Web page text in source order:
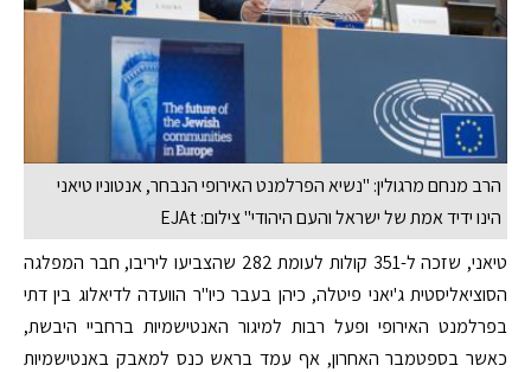
הרב מנחם מרגולין: "נשיא הפרלמנט האירופי הנבחר, אנטוניו טיאני
הינו ידיד אמת של ישראל והעם היהודי" צילום: EJAt
טיאני, שזכה ל-351 קולות לעומת 282 שהצביעו ליריבו, חבר המפלגה
הסוציאליסטית ג'יאני פיטלה, כיהן בעבר כיו"ר הוועדה לדיאלוג בין דתי
בפרלמנט האירופי ופעל רבות למיגור האנטישמיות ברחביי היבשת,
כאשר בספטמבר האחרון, אף עמד בראש כנס למאבק באנטישמיות